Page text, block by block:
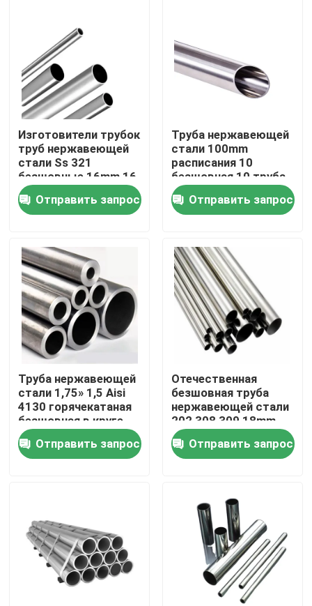
Дома
О Компании
Контакты
Продукция
трубка круга нержавеющей стали
лист плиты нержавеющей стали
Безшовная труба нержавеющей стали
Изготовители трубок
труб нержавеющей
стали Ss 321
безшовные 16mm 16
теплообменный
аппарат датчика 304
Отправить запрос
Труба нержавеющей
стали 100mm
расписания 10
безшовная 10 труба
нержавеющей стали
ASTM Sch 10 AiSi JIS
GB
Отправить запрос
Труба нержавеющей
стали 1,75» 1,5 Aisi
4130 горячекатаная
безшовная в круге
1,25 дюймов
Отправить запрос
Отечественная
безшовная труба
нержавеющей стали
202 308 309 18mm
22mm 2 трубка Inox
дюйма 304
Отправить запрос